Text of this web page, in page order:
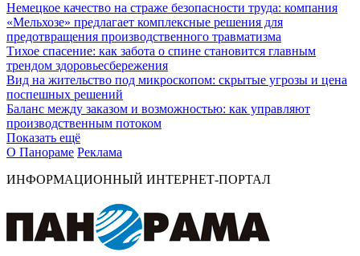
Немецкое качество на страже безопасности труда: компания
«Мельхозе» предлагает комплексные решения для
предотвращения производственного травматизма
Тихое спасение: как забота о спине становится главным
трендом здоровьесбережения
Вид на жительство под микроскопом: скрытые угрозы и цена
поспешных решений
Баланс между заказом и возможностью: как управляют
производственным потоком
Показать ещё
О Панораме Реклама
ИНФОРМАЦИОННЫЙ ИНТЕРНЕТ-ПОРТАЛ